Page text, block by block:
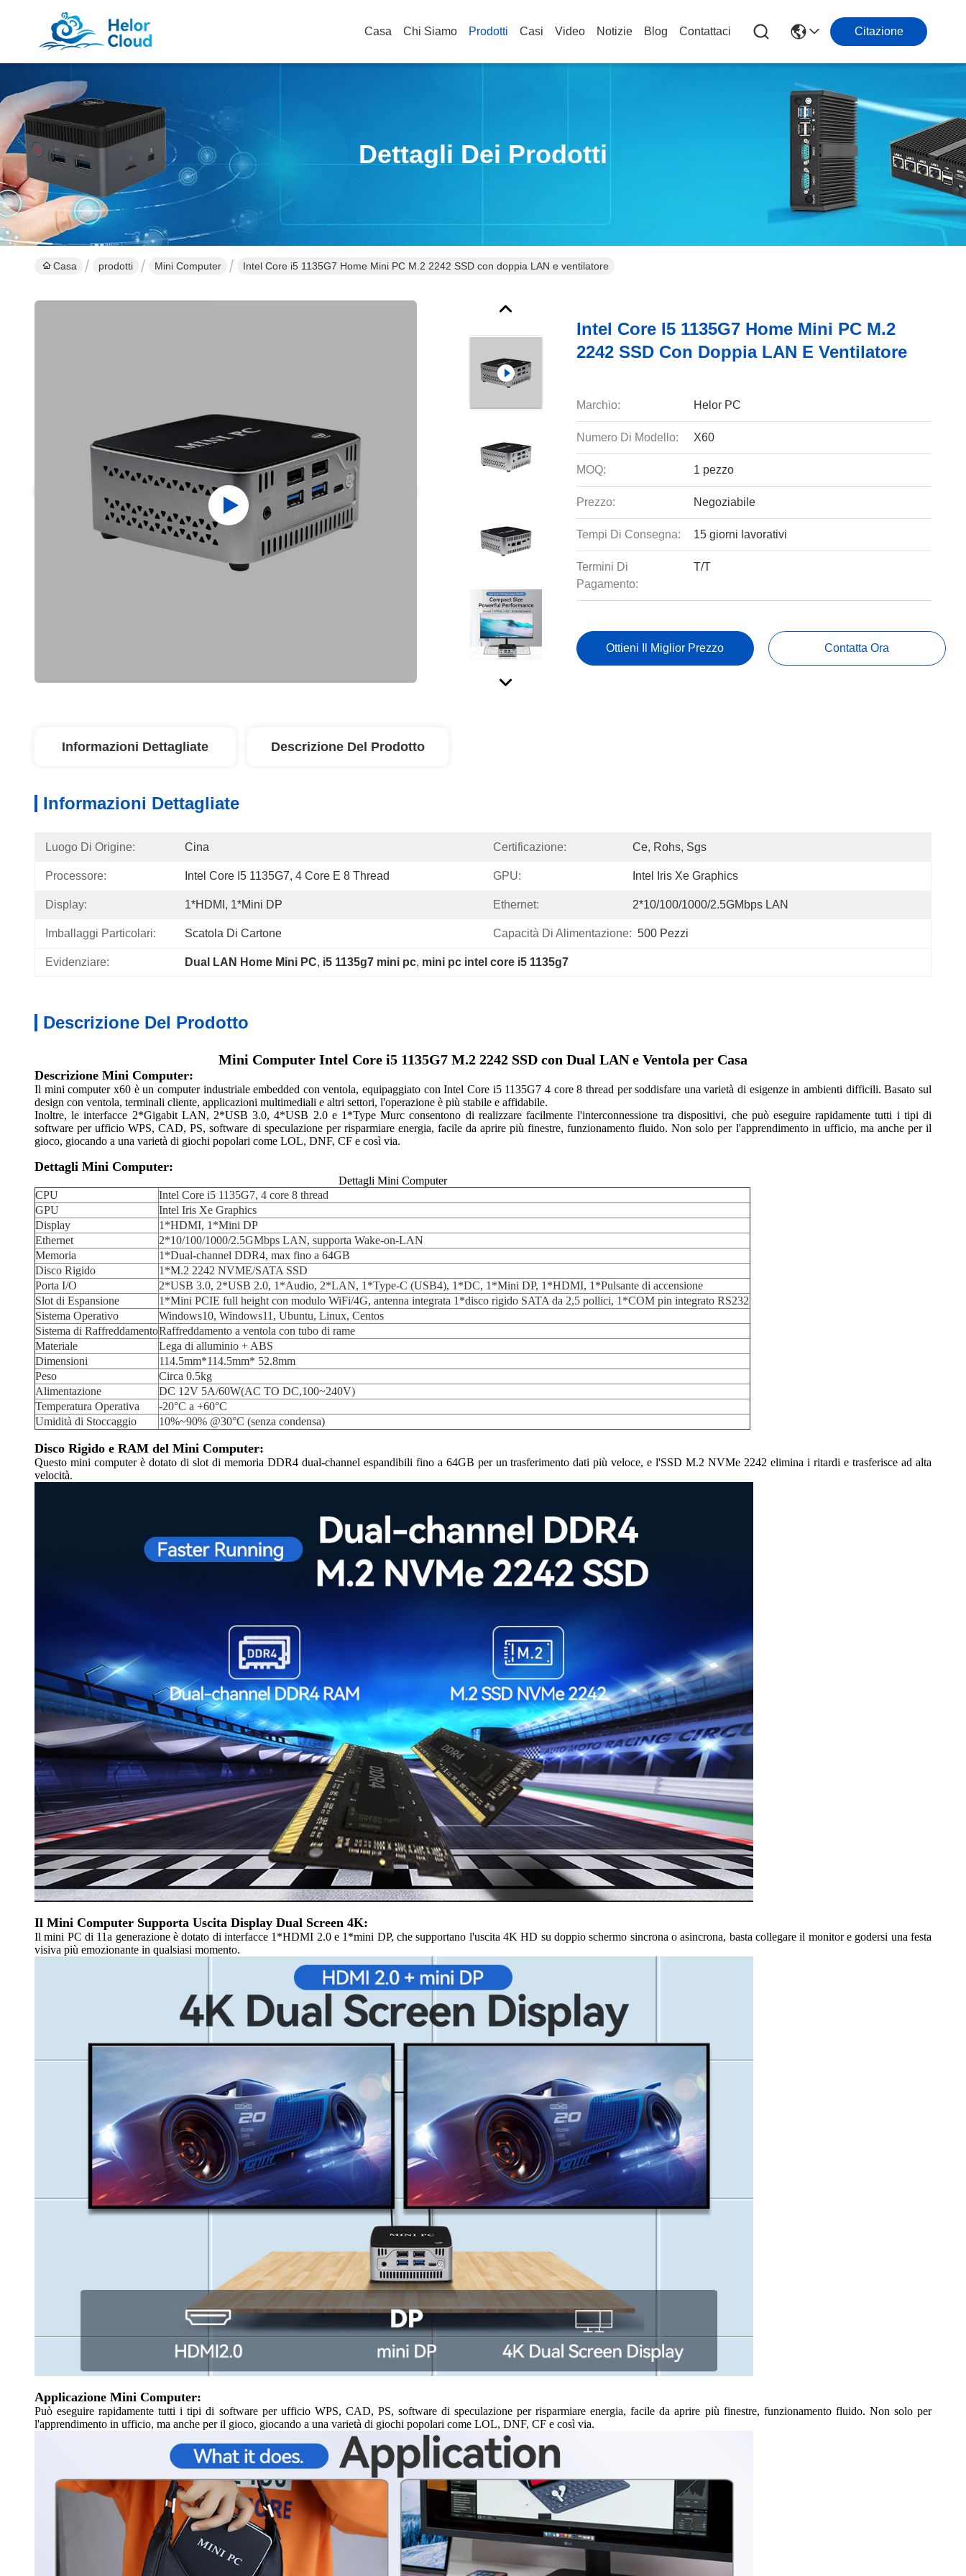
Casa Chi Siamo Prodotti Casi Video Notizie Blog Contattaci Citazione
Dettagli Dei Prodotti
Casa prodotti Mini Computer Intel Core i5 1135G7 Home Mini PC M.2 2242 SSD con doppia LAN e ventilatore
Intel Core I5 1135G7 Home Mini PC M.2
2242 SSD Con Doppia LAN E Ventilatore
Marchio: Helor PC
Numero Di Modello: X60
MOQ: 1 pezzo
Prezzo: Negoziabile
Tempi Di Consegna: 15 giorni lavorativi
Termini Di
Pagamento:
T/T
Ottieni Il Miglior Prezzo Contatta Ora
Informazioni Dettagliate Descrizione Del Prodotto
Informazioni Dettagliate
Luogo Di Origine: Cina Certificazione: Ce, Rohs, Sgs
Processore: Intel Core I5 1135G7, 4 Core E 8 Thread GPU: Intel Iris Xe Graphics
Display: 1*HDMI, 1*Mini DP Ethernet: 2*10/100/1000/2.5GMbps LAN
Imballaggi Particolari: Scatola Di Cartone Capacità Di Alimentazione: 500 Pezzi
Evidenziare: Dual LAN Home Mini PC, i5 1135g7 mini pc, mini pc intel core i5 1135g7
Descrizione Del Prodotto
Mini Computer Intel Core i5 1135G7 M.2 2242 SSD con Dual LAN e Ventola per Casa
Descrizione Mini Computer:
Il mini computer x60 è un computer industriale embedded con ventola, equipaggiato con Intel Core i5 1135G7 4 core 8 thread per soddisfare una varietà di esigenze in ambienti difficili. Basato sul
design con ventola, terminali cliente, applicazioni multimediali e altri settori, l'operazione è più stabile e affidabile.
Inoltre, le interfacce 2*Gigabit LAN, 2*USB 3.0, 4*USB 2.0 e 1*Type Murc consentono di realizzare facilmente l'interconnessione tra dispositivi, che può eseguire rapidamente tutti i tipi di
software per ufficio WPS, CAD, PS, software di speculazione per risparmiare energia, facile da aprire più finestre, funzionamento fluido. Non solo per l'apprendimento in ufficio, ma anche per il
gioco, giocando a una varietà di giochi popolari come LOL, DNF, CF e così via.
Dettagli Mini Computer:
Dettagli Mini Computer
CPU
Intel Core i5 1135G7, 4 core 8 thread
GPU
Intel Iris Xe Graphics
Display
1*HDMI, 1*Mini DP
Ethernet
2*10/100/1000/2.5GMbps LAN, supporta Wake-on-LAN
Memoria
1*Dual-channel DDR4, max fino a 64GB
Disco Rigido
1*M.2 2242 NVME/SATA SSD
Porta I/O
2*USB 3.0, 2*USB 2.0, 1*Audio, 2*LAN, 1*Type-C (USB4), 1*DC, 1*Mini DP, 1*HDMI, 1*Pulsante di accensione
Slot di Espansione
1*Mini PCIE full height con modulo WiFi/4G, antenna integrata 1*disco rigido SATA da 2,5 pollici, 1*COM pin integrato RS232
Sistema Operativo
Windows10, Windows11, Ubuntu, Linux, Centos
Sistema di RaffreddamentoRaffreddamento a ventola con tubo di rame
Materiale
Lega di alluminio + ABS
Dimensioni
114.5mm*114.5mm* 52.8mm
Peso
Circa 0.5kg
Alimentazione
DC 12V 5A/60W(AC TO DC,100~240V)
Temperatura Operativa
-20°C a +60°C
Umidità di Stoccaggio
10%~90% @30°C (senza condensa)
Disco Rigido e RAM del Mini Computer:
Questo mini computer è dotato di slot di memoria DDR4 dual-channel espandibili fino a 64GB per un trasferimento dati più veloce, e l'SSD M.2 NVMe 2242 elimina i ritardi e trasferisce ad alta
velocità.
Il Mini Computer Supporta Uscita Display Dual Screen 4K:
Il mini PC di 11a generazione è dotato di interfacce 1*HDMI 2.0 e 1*mini DP, che supportano l'uscita 4K HD su doppio schermo sincrona o asincrona, basta collegare il monitor e godersi una festa
visiva più emozionante in qualsiasi momento.
Applicazione Mini Computer:
Può eseguire rapidamente tutti i tipi di software per ufficio WPS, CAD, PS, software di speculazione per risparmiare energia, facile da aprire più finestre, funzionamento fluido. Non solo per
l'apprendimento in ufficio, ma anche per il gioco, giocando a una varietà di giochi popolari come LOL, DNF, CF e così via.